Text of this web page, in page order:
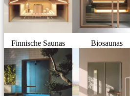
Finnische Saunas Biosaunas